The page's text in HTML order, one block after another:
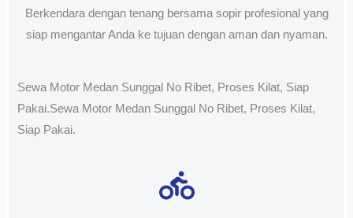
Berkendara dengan tenang bersama sopir profesional yang
siap mengantar Anda ke tujuan dengan aman dan nyaman.
Sewa Motor Medan Sunggal No Ribet, Proses Kilat, Siap
Pakai.Sewa Motor Medan Sunggal No Ribet, Proses Kilat,
Siap Pakai.